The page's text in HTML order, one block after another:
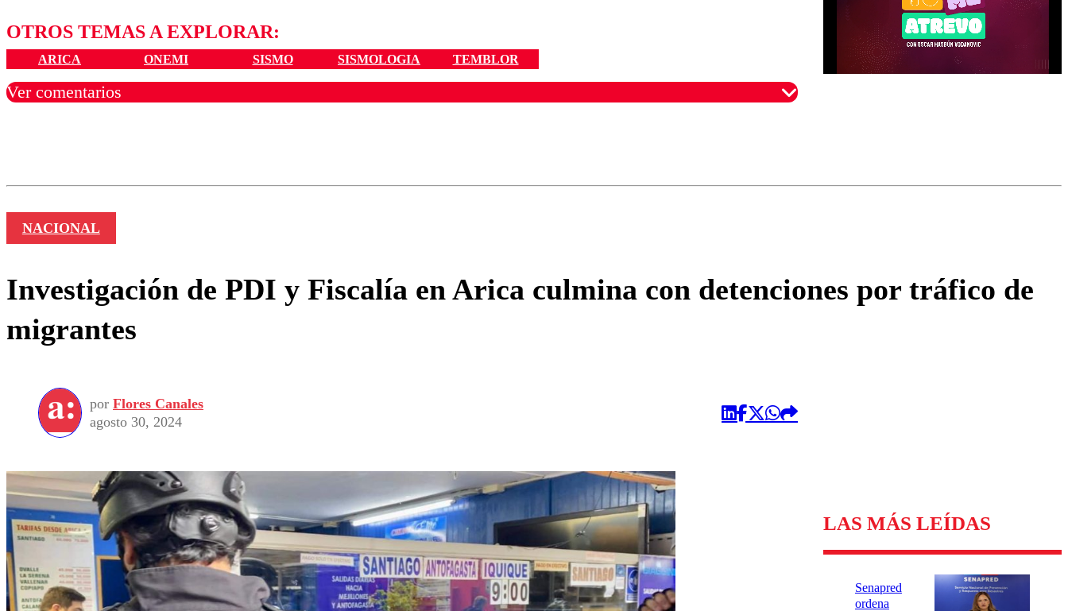
OTROS TEMAS A EXPLORAR:
ARICA ONEMI SISMO SISMOLOGIA TEMBLOR
Ver comentarios
NACIONAL
Investigación de PDI y Fiscalía en Arica culmina con detenciones por tráfico de
migrantes
por Flores Canales
agosto 30, 2024
LAS MÁS LEÍDAS
Senapred
ordena